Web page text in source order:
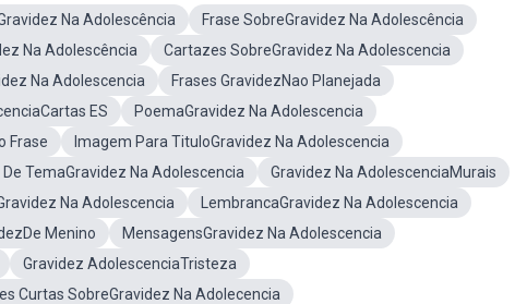
Na Adolescência
Frase SobreGravidez Na Adolescência
Na Adolescência
Cartazes SobreGravidez Na Adolescencia
Na Adolescencia
Frases GravidezNao Planejada
ES
PoemaGravidez Na Adolescencia
Frase
Imagem Para TituloGravidez Na Adolescencia
De TemaGravidez Na Adolescencia
Gravidez Na AdolescenciaMurais
Na Adolescencia
LembrancaGravidez Na Adolescencia
Menino
MensagensGravidez Na Adolescencia
Gravidez AdolescenciaTristeza
Curtas SobreGravidez Na Adolecencia